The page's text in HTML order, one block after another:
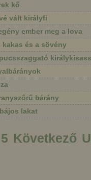
kő
vált királyfi
ember meg a lova
kakas és a sövény
bárány
lakat
5 Következő